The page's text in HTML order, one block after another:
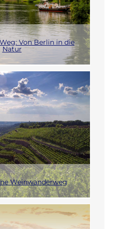
Von Berlin in die
Natur
Weinwanderweg